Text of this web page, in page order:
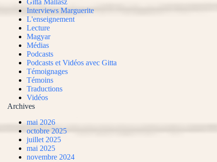
Interviews Marguerite
L'enseignement
Lecture
Magyar
Médias
Podcasts
Podcasts et Vidéos avec Gitta
Témoignages
Témoins
Traductions
Vidéos
Archives
mai 2026
octobre 2025
juillet 2025
mai 2025
novembre 2024